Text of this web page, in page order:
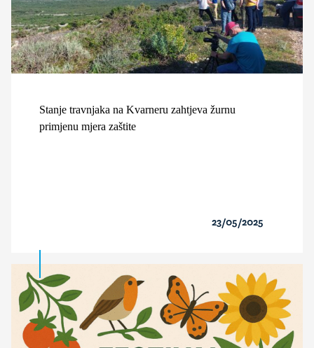
Stanje travnjaka na Kvarneru zahtjeva žurnu
primjenu mjera zaštite
23/05/2025